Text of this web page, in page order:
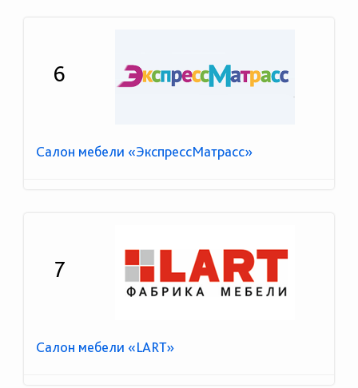
6
Салон мебели «ЭкспрессМатрасс»
7
Салон мебели «LART»